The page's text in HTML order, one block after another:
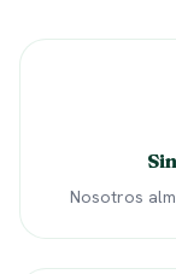
Nosotros